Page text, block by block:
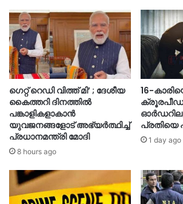
ഗെറ്റ് റെഡി വിത്ത് മി’ ; ദേശീയ
കൈത്തറി ദിനത്തിൽ
പങ്കാളികളാകാൻ
യുവജനങ്ങളോട് അഭ്യർത്ഥിച്ച്
പ്രധാനമന്ത്രി മോദി
8 hours ago
16-
പ്രതിയെ
1 day ago